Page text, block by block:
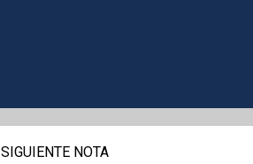
SIGUIENTE NOTA